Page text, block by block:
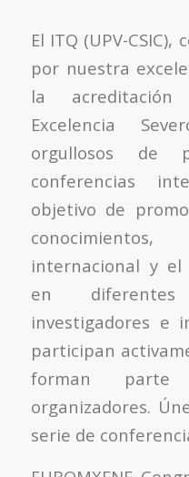
El ITQ (UPV-
por nuestra
la
Excelencia
orgullosos de
conferencias
objetivo de
internacional y el
en
investigadores e
participan
forman
organizadores.
serie de